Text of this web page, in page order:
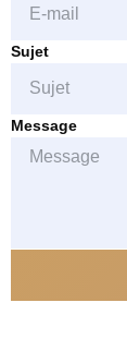
Sujet
Message